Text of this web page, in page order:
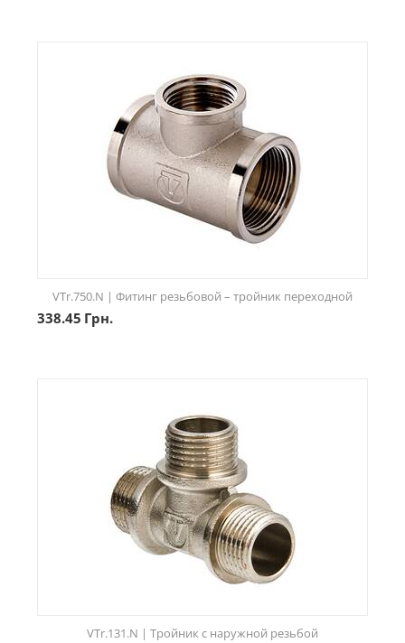
VTr.750.N | Фитинг резьбовой – тройник переходной
338.45 Грн.
VTr.131.N | Тройник с наружной резьбой